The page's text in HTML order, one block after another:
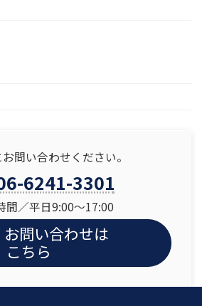
問い合わせください。
6241-3301
間／平日9:00〜17:00
お問い合わせは
こちら